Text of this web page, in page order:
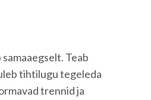
Teab
tihtilugu tegeleda
trennid ja